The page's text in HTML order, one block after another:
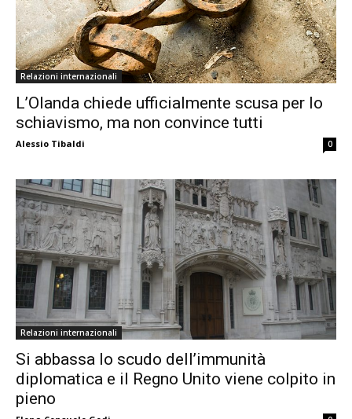
Relazioni internazionali
L’Olanda chiede ufficialmente scusa per lo
schiavismo, ma non convince tutti
Alessio Tibaldi 0
Relazioni internazionali
Si abbassa lo scudo dell’immunità
diplomatica e il Regno Unito viene colpito in
pieno